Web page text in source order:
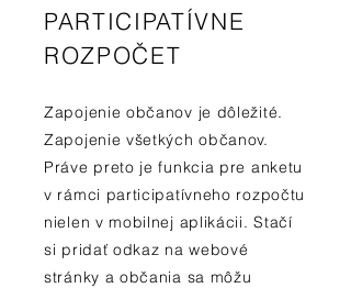
PARTICIPATÍVNE
ROZPOČET
Zapojenie občanov je dôležité.
Zapojenie všetkých občanov.
Práve preto je funkcia pre anketu
v rámci participatívneho rozpočtu
nielen v mobilnej aplikácii. Stačí
si pridať odkaz na webové
stránky a občania sa môžu